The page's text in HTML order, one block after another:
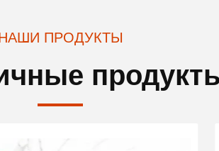
ПРОДУКТЫ